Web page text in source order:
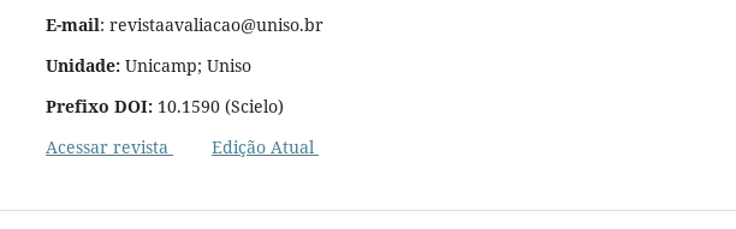
E-mail: revistaavaliacao@uniso.br
Unidade: Unicamp; Uniso
Prefixo DOI: 10.1590 (Scielo)
Acessar revista
Edição Atual